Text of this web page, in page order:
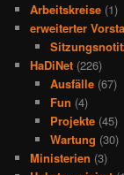
Arbeitskreise (1)
erweiterter
HaDiNet (226)
Ausfälle(67)
Fun (4)
Projekte(45)
Wartung (30)
Ministerien (3)